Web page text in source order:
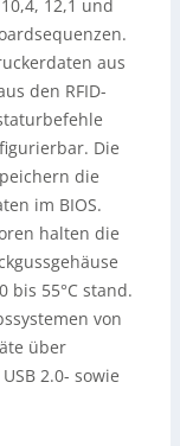
12,1 und
aus
den RFID-
Die
die
im BIOS.
halten die
bis 55°C stand.
von
über
2.0- sowie